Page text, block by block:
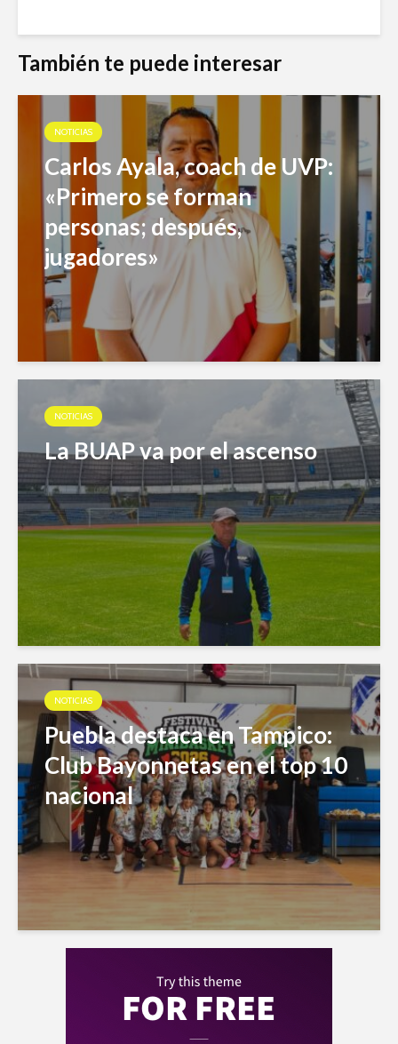
También te puede interesar
NOTICIAS
Carlos Ayala, coach de UVP:
«Primero se forman
personas; después,
jugadores»
NOTICIAS
La BUAP va por el ascenso
NOTICIAS
Puebla destaca en Tampico:
Club Bayonnetas en el top 10
nacional